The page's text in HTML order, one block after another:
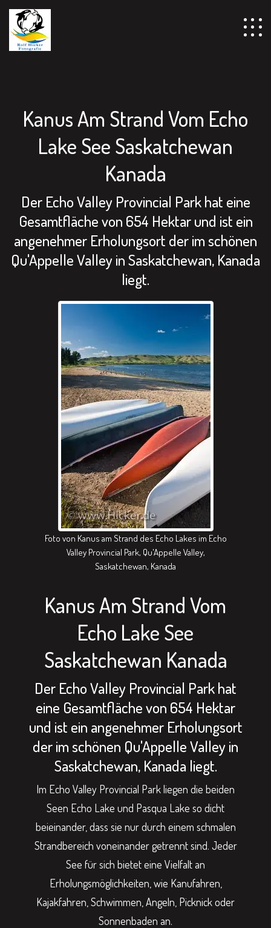
================================================== -->
Kanus Am Strand Vom Echo
Lake See Saskatchewan
Kanada
Der Echo Valley Provincial Park hat eine
Gesamtfläche von 654 Hektar und ist ein
angenehmer Erholungsort der im schönen
Qu'Appelle Valley in Saskatchewan, Kanada
liegt.
Foto von Kanus am Strand des Echo Lakes im Echo
Valley Provincial Park, Qu'Appelle Valley,
Saskatchewan, Kanada
Kanus Am Strand Vom
Echo Lake See
Saskatchewan Kanada
Der Echo Valley Provincial Park hat
eine Gesamtfläche von 654 Hektar
und ist ein angenehmer Erholungsort
der im schönen Qu'Appelle Valley in
Saskatchewan, Kanada liegt.
Im Echo Valley Provincial Park liegen die beiden
Seen Echo Lake und Pasqua Lake so dicht
beieinander, dass sie nur durch einem schmalen
Strandbereich voneinander getrennt sind. Jeder
See für sich bietet eine Vielfalt an
Erholungsmöglichkeiten, wie Kanufahren,
Kajakfahren, Schwimmen, Angeln, Picknick oder
Sonnenbaden an.